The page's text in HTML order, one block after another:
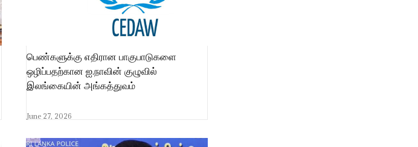
பெண்களுக்கு எதிரான பாகுபாடுகளை
ஒழிப்பதற்கான ஐ.நாவின் குழுவில்
இலங்கையின் அங்கத்துவம்
June 27, 2026